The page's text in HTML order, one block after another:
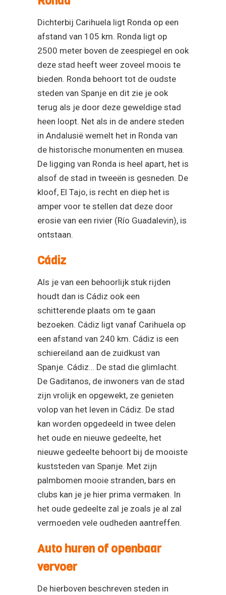
Dichterbij Carihuela ligt Ronda op een
afstand van 105 km. Ronda ligt op
2500 meter boven de zeespiegel en ook
deze stad heeft weer zoveel moois te
bieden. Ronda behoort tot de oudste
steden van Spanje en dit zie je ook
terug als je door deze geweldige stad
heen loopt. Net als in de andere steden
in Andalusië wemelt het in Ronda van
de historische monumenten en musea.
De ligging van Ronda is heel apart, het is
alsof de stad in tweeën is gesneden. De
kloof, El Tajo, is recht en diep het is
amper voor te stellen dat deze door
erosie van een rivier (Río Guadalevin), is
ontstaan.
Cádiz
Als je van een behoorlijk stuk rijden
houdt dan is Cádiz ook een
schitterende plaats om te gaan
bezoeken. Cádiz ligt vanaf Carihuela op
een afstand van 240 km. Cádiz is een
schiereiland aan de zuidkust van
Spanje. Cádiz… De stad die glimlacht.
De Gaditanos, de inwoners van de stad
zijn vrolijk en opgewekt, ze genieten
volop van het leven in Cádiz. De stad
kan worden opgedeeld in twee delen
het oude en nieuwe gedeelte, het
nieuwe gedeelte behoort bij de mooiste
kuststeden van Spanje. Met zijn
palmbomen mooie stranden, bars en
clubs kan je je hier prima vermaken. In
het oude gedeelte zal je zoals je al zal
vermoeden vele oudheden aantreffen.
Auto huren of openbaar
vervoer
De hierboven beschreven steden in